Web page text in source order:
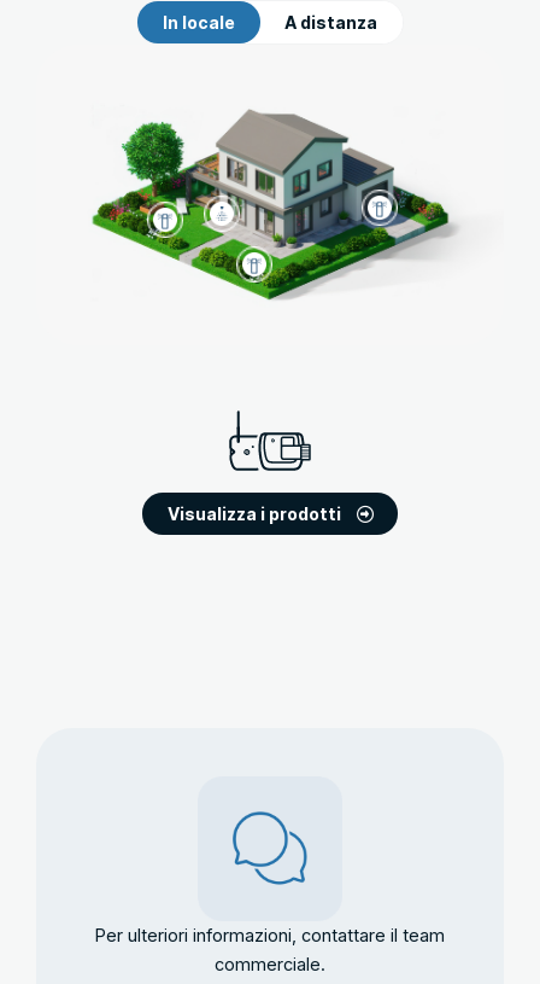
In locale A distanza
Visualizza i prodotti
Per ulteriori informazioni, contattare il team
commerciale.